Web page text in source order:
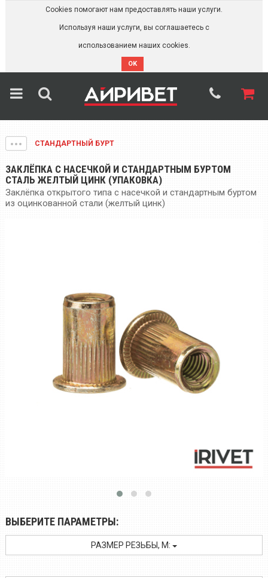
Cookies помогают нам предоставлять наши услуги.
Используя наши услуги, вы соглашаетесь с
использованием наших cookies.
OK
СТАНДАРТНЫЙ БУРТ
ЗАКЛЁПКА С НАСЕЧКОЙ И СТАНДАРТНЫМ БУРТОМ
СТАЛЬ ЖЕЛТЫЙ ЦИНК (УПАКОВКА)
Заклёпка открытого типа с насечкой и стандартным буртом
из оцинкованной стали (желтый цинк)
ВЫБЕРИТЕ ПАРАМЕТРЫ:
РАЗМЕР РЕЗЬБЫ, M: